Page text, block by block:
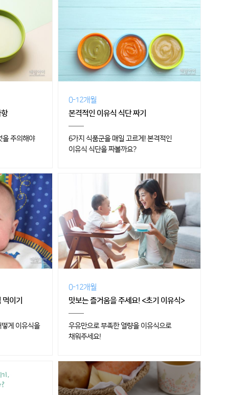
을 주의해야
0-12개월
본격적인 이유식 식단 짜기
6가지 식품군을 매일 고르게! 본격적인
이유식 식단을 짜볼까요?
이기
게 이유식을
0-12개월
맛보는 즐거움을 주세요! <초기 이유식>
우유만으로 부족한 열량을 이유식으로
채워주세요!